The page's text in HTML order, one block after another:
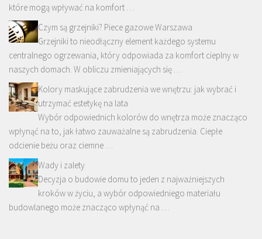
które mogą wpływać na komfort …
Czym są grzejniki? Piece gazowe Warszawa
Grzejniki to nieodłączny element każdego systemu
centralnego ogrzewania, który odpowiada za komfort cieplny w
naszych domach. W obliczu zmieniających się …
Kolory maskujące zabrudzenia we wnętrzu: jak wybrać i
utrzymać estetykę na lata
Wybór odpowiednich kolorów do wnętrza może znacząco
wpłynąć na to, jak łatwo zauważalne są zabrudzenia. Ciepłe
odcienie beżu oraz ciemne …
Wady i zalety
Decyzja o budowie domu to jeden z najważniejszych
kroków w życiu, a wybór odpowiedniego materiału
budowlanego może znacząco wpłynąć na …